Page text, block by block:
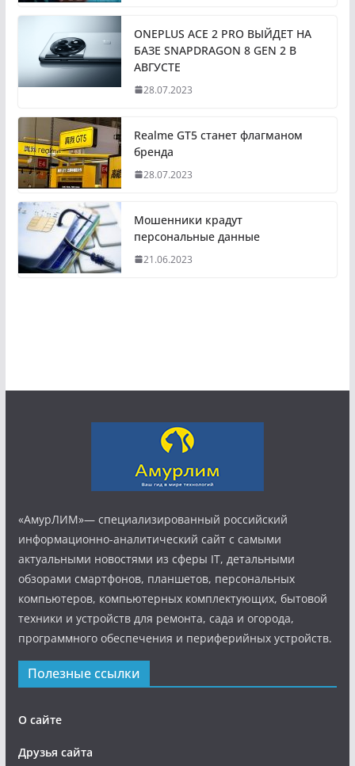
ONEPLUS ACE 2 PRO ВЫЙДЕТ НА
БАЗЕ SNAPDRAGON 8 GEN 2 В
АВГУСТЕ
28.07.2023
Realme GT5 станет флагманом
бренда
28.07.2023
Мошенники крадут
персональные данные
21.06.2023
«АмурЛИМ»— специализированный российский
информационно-аналитический сайт с самыми
актуальными новостями из сферы IT, детальными
обзорами смартфонов, планшетов, персональных
компьютеров, компьютерных комплектующих, бытовой
техники и устройств для ремонта, сада и огорода,
программного обеспечения и периферийных устройств.
Полезные ссылки
О сайте
Друзья сайта